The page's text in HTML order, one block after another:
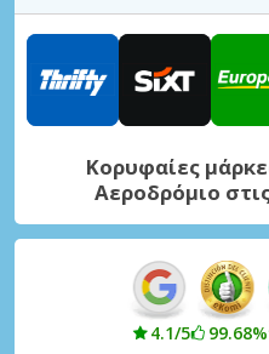
Κορυφαίες
Αεροδρόμιο
4.1/5 99.68%